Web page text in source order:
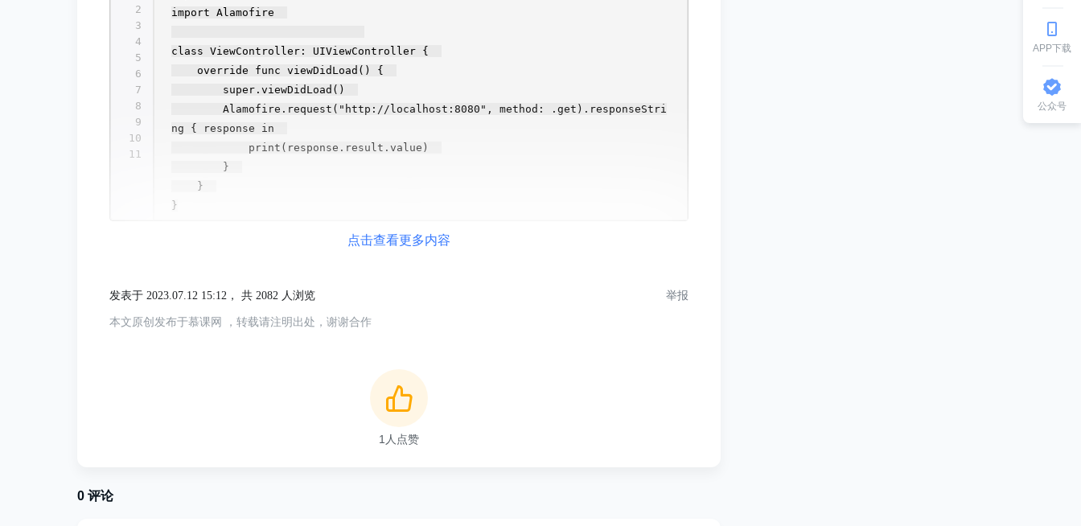
2
3
4
5
6
7
8
9
10
11
import Alamofire
class ViewController: UIViewController {
override func viewDidLoad() {
super.viewDidLoad()
Alamofire.request("http://localhost:8080", method: .get).responseStri
ng { response in
print(response.result.value)
}
}
}
用场景。Java服务端可以使用Java Socket或者Spring框架的Spring WebSocket来实现WebSocket接口，iOS客户端
可以使用Swift Socket或者JavaScript的WebSocket来实现WebSocket连接。
可以使用Java的WebSocket API或第三方框架（如Spring WebSocket）来创建WebSocket服务器。以下是一个
点击查看更多内容
发表于 2023.07.12 15:12， 共 2082 人浏览
本文原创发布于慕课网 ，转载请注明出处，谢谢合作
举报
1 人点赞
0 评论
APP下载
公众号